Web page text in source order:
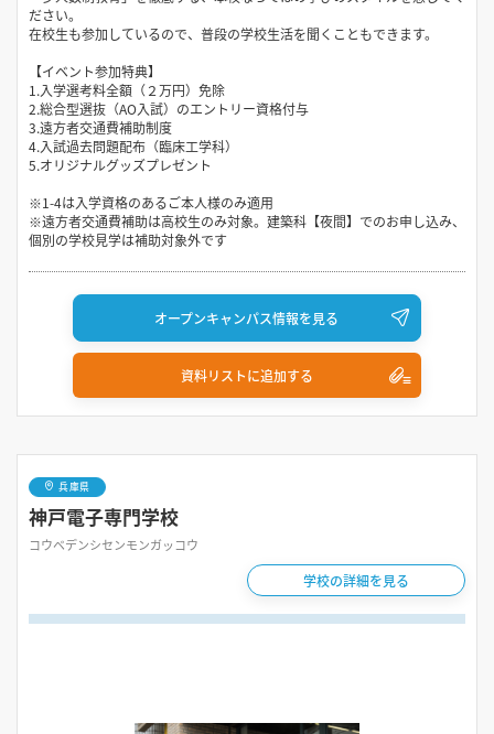
ださい。
在校生も参加しているので、普段の学校生活を聞くこともできます。
【イベント参加特典】
1.入学選考料全額（２万円）免除
2.総合型選抜（AO入試）のエントリー資格付与
3.遠方者交通費補助制度
4.入試過去問題配布（臨床工学科）
5.オリジナルグッズプレゼント
※1-4は入学資格のあるご本人様のみ適用
※遠方者交通費補助は高校生のみ対象。建築科【夜間】でのお申し込み、
個別の学校見学は補助対象外です
オープンキャンパス情報を見る
資料リストに追加する
兵庫県
神戸電子専門学校
コウベデンシセンモンガッコウ
学校の詳細を見る